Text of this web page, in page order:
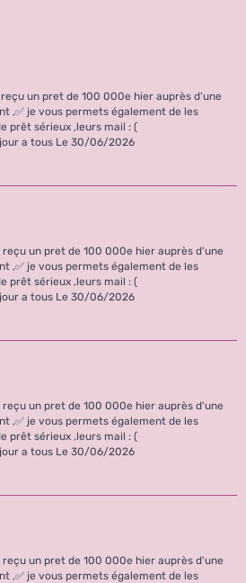
un pret de 100 000e hier auprès d'une
,✅ je vous permets également de les
prêt sérieux ,leurs mail : (
a tous Le 30/06/2026
un pret de 100 000e hier auprès d'une
,✅ je vous permets également de les
prêt sérieux ,leurs mail : (
a tous Le 30/06/2026
un pret de 100 000e hier auprès d'une
,✅ je vous permets également de les
prêt sérieux ,leurs mail : (
a tous Le 30/06/2026
un pret de 100 000e hier auprès d'une
,✅ je vous permets également de les